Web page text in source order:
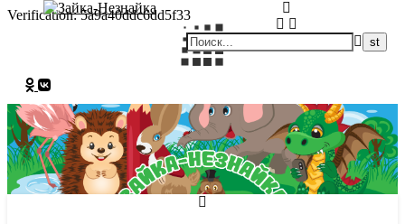
Verification: 5a9a40ddc6dd5f33